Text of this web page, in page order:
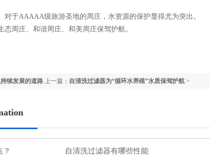
于AAAAA级旅游圣地的周庄，水资源的保护显得尤为突出。
周庄、和谐周庄、和美周庄保驾护航。
上一篇： 自清洗过滤器为“循环水养殖”水质保驾护航 >
续发展的道路
自清洗过滤器有哪些性能